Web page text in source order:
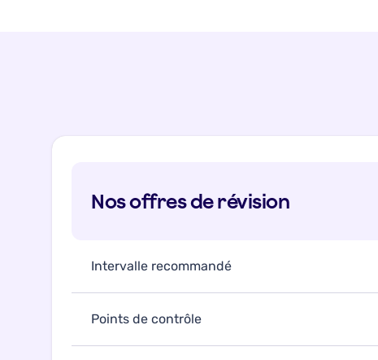
Nos offres de révision
Intervalle recommandé
Points de contrôle